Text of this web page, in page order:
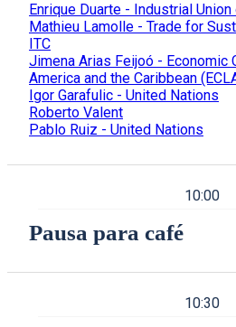
Enrique Duarte - Industrial
Mathieu Lamolle - Trade for
ITC
Jimena Arias Feijoó - Economic
America and the Caribbean
Igor Garafulic - United Nations
Roberto Valent
Pablo Ruiz - United Nations
10:00
Pausa para café
10:30